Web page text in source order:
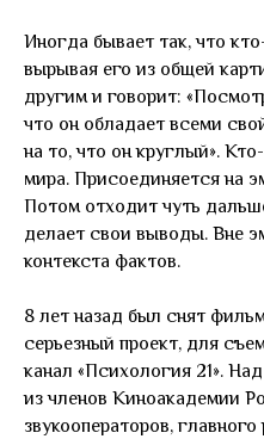
Иногда бывает так, что
вырывая его из общей
другим и говорит:
что он обладает всеми
на то, что он круглый».
мира. Присоединяется на
Потом отходит чуть
делает свои выводы. Вне
контекста фактов.
8 лет назад был снят
серьезный проект, для
канал «Психология 21».
из членов Киноакадемии
звукооператоров,